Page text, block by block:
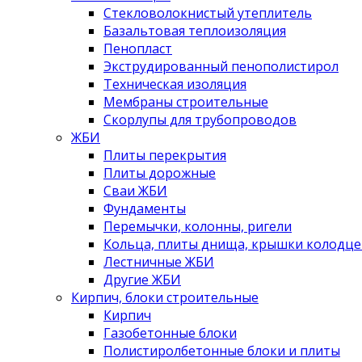
Стекловолокнистый утеплитель
Базальтовая теплоизоляция
Пенопласт
Экструдированный пенополистирол
Техническая изоляция
Мембраны строительные
Скорлупы для трубопроводов
ЖБИ
Плиты перекрытия
Плиты дорожные
Сваи ЖБИ
Фундаменты
Перемычки, колонны, ригели
Кольца, плиты днища, крышки
Лестничные ЖБИ
Другие ЖБИ
Кирпич, блоки строительные
Кирпич
Газобетонные блоки
Полистиролбетонные блоки и плиты